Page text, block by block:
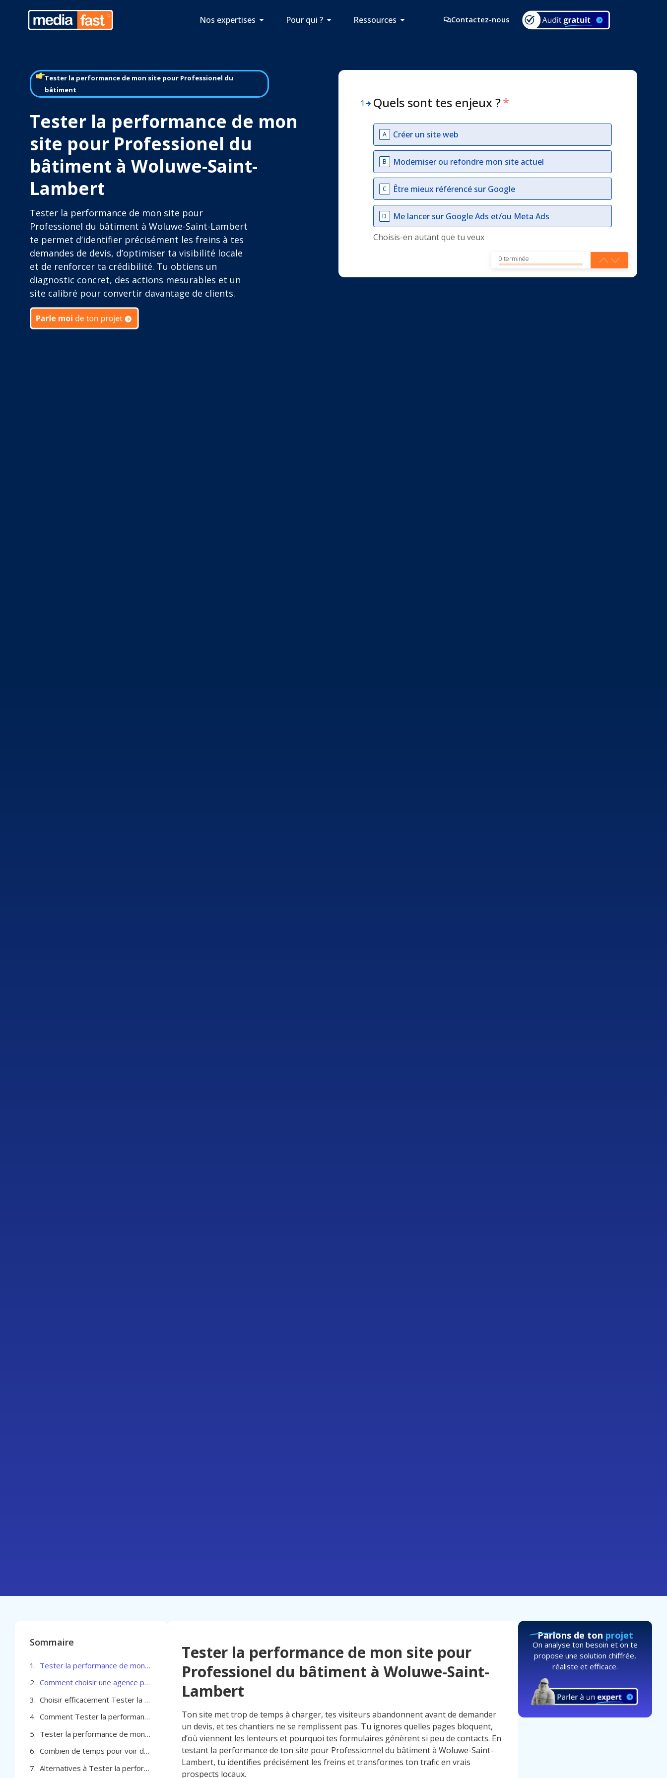
Nos expertises Pour qui ? Ressources Contactez-nous
Tester la performance de mon site pour Professionel du
bâtiment
Tester la performance de mon
site pour Professionel du
bâtiment à Woluwe-Saint-
Lambert
Tester la performance de mon site pour
Professionel du bâtiment à Woluwe-Saint-Lambert
te permet d’identifier précisément les freins à tes
demandes de devis, d’optimiser ta visibilité locale
et de renforcer ta crédibilité. Tu obtiens un
diagnostic concret, des actions mesurables et un
site calibré pour convertir davantage de clients.
1 Quels sont tes enjeux ?*
A Créer un site web
B Moderniser ou refondre mon site actuel
C Être mieux référencé sur Google
D
Me lancer sur Google Ads et/ou Meta Ads
Choisis-en autant que tu veux
0 terminée
Sommaire
Tester la performance de mon site pour Professionel du bâtiment à Woluwe-Saint-Lambert
Comment choisir une agence pour Tester la performance de mon site pour Professionel du bâtiment à Woluwe-Saint-Lambert
Choisir efficacement Tester la performance de mon site pour Professionel du bâtiment à Woluwe-Saint-Lambert
Comment Tester la performance de mon site pour Professionel du bâtiment à Woluwe-Saint-Lambert crée des résultats tangibles
Tester la performance de mon site pour Professionel du bâtiment à Woluwe-Saint-Lambert
Combien de temps pour voir des résultats avec le test de performance de ton site à Woluwe-Saint-Lambert
Alternatives à Tester la performance de mon site pour Professionel du bâtiment à Woluwe-Saint-Lambert
Tester la performance de mon site pour
Professionel du bâtiment à Woluwe-Saint-
Lambert
Ton site met trop de temps à charger, tes visiteurs abandonnent avant de demander
un devis, et tes chantiers ne se remplissent pas. Tu ignores quelles pages bloquent,
d’où viennent les lenteurs et pourquoi tes formulaires génèrent si peu de contacts. En
testant la performance de ton site pour Professionnel du bâtiment à Woluwe-Saint-
Lambert, tu identifies précisément les freins et transformes ton trafic en vrais
prospects locaux.
Parlons de ton projet
On analyse ton besoin et on te
propose une solution chiffrée,
réaliste et efficace.